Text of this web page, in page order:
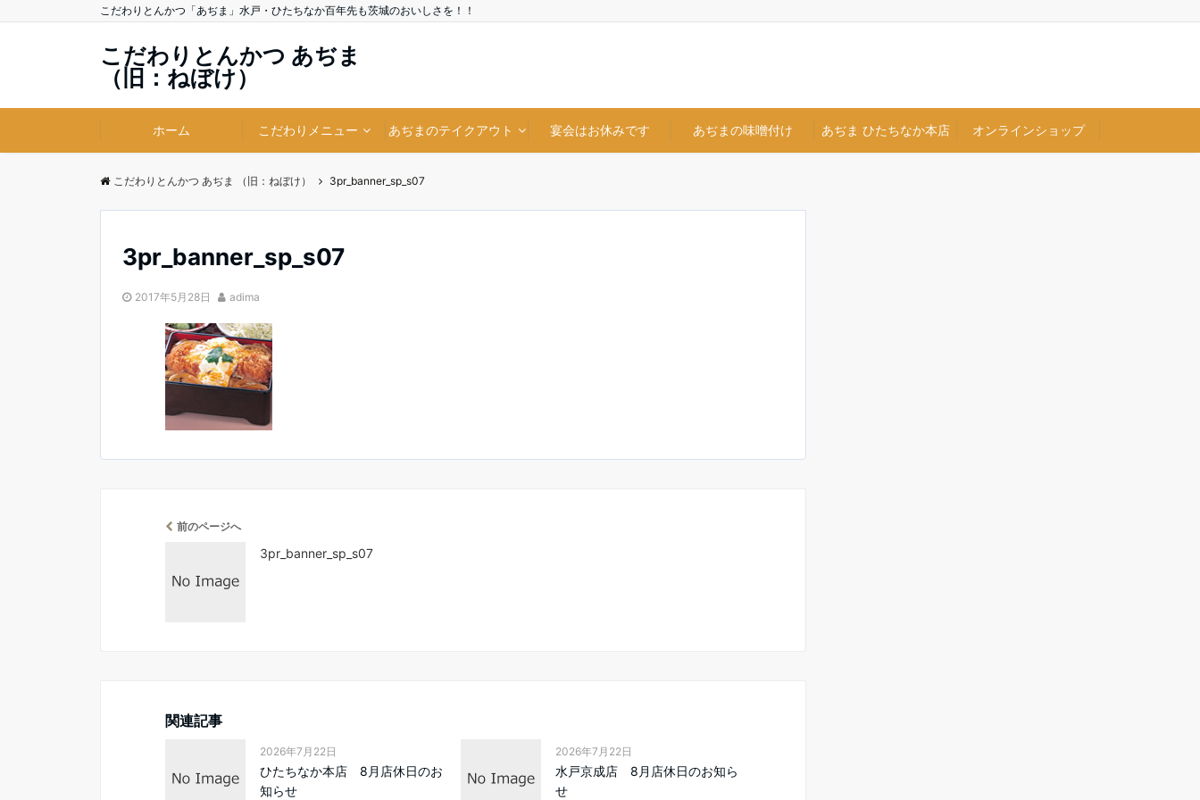
こだわりとんかつ「あぢま」水戸・ひたちなか百年先も茨城のおいしさを！！
こだわりとんかつ あぢま
（旧：ねぼけ）
ホーム こだわりメニュー あぢまのテイクアウト 宴会はお休みです あぢまの味噌付け あぢま ひたちなか本店 オンラインショップ
こだわりとんかつ あぢま （旧：ねぼけ） 3pr_banner_sp_s07
3pr_banner_sp_s07
2017年5月28日 adima
前のページへ
3pr_banner_sp_s07
関連記事
2026年7月22日
ひたちなか本店 8月店休日のお
知らせ
2026年7月22日
水戸京成店 8月店休日のお知ら
せ